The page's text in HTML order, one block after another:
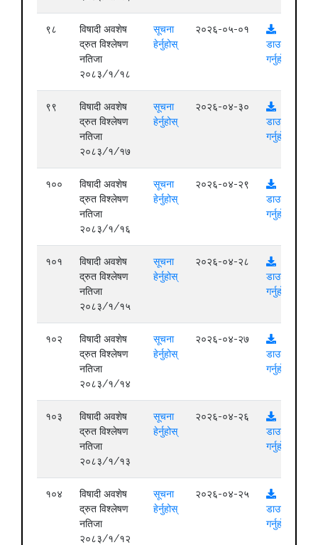
९८
विषादी अवशेष
द्रुत विश्लेषण
नतिजा
२०८३/१/१८
सूचना
हेर्नुहोस्
२०२६-०५-०१
डाउनलोड
गर्नुहोस्
९९
विषादी अवशेष
द्रुत विश्लेषण
नतिजा
२०८३/१/१७
सूचना
हेर्नुहोस्
२०२६-०४-३०
डाउनलोड
गर्नुहोस्
१००
विषादी अवशेष
द्रुत विश्लेषण
नतिजा
२०८३/१/१६
सूचना
हेर्नुहोस्
२०२६-०४-२९
डाउनलोड
गर्नुहोस्
१०१
विषादी अवशेष
द्रुत विश्लेषण
नतिजा
२०८३/१/१५
सूचना
हेर्नुहोस्
२०२६-०४-२८
डाउनलोड
गर्नुहोस्
१०२
विषादी अवशेष
द्रुत विश्लेषण
नतिजा
२०८३/१/१४
सूचना
हेर्नुहोस्
२०२६-०४-२७
डाउनलोड
गर्नुहोस्
१०३
विषादी अवशेष
द्रुत विश्लेषण
नतिजा
२०८३/१/१३
सूचना
हेर्नुहोस्
२०२६-०४-२६
डाउनलोड
गर्नुहोस्
१०४
विषादी अवशेष
द्रुत विश्लेषण
नतिजा
२०८३/१/१२
सूचना
हेर्नुहोस्
२०२६-०४-२५
डाउनलोड
गर्नुहोस्